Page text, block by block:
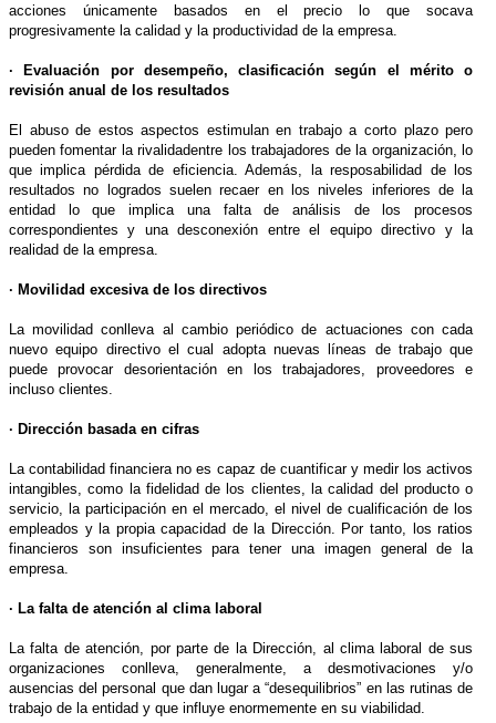
acciones únicamente basados en el precio lo que socava
progresivamente la calidad y la productividad de la empresa.
· Evaluación por desempeño, clasificación según el mérito o
revisión anual de los resultados
El abuso de estos aspectos estimulan en trabajo a corto plazo pero
pueden fomentar la rivalidadentre los trabajadores de la organización, lo
que implica pérdida de eficiencia. Además, la resposabilidad de los
resultados no logrados suelen recaer en los niveles inferiores de la
entidad lo que implica una falta de análisis de los procesos
correspondientes y una desconexión entre el equipo directivo y la
realidad de la empresa.
· Movilidad excesiva de los directivos
La movilidad conlleva al cambio periódico de actuaciones con cada
nuevo equipo directivo el cual adopta nuevas líneas de trabajo que
puede provocar desorientación en los trabajadores, proveedores e
incluso clientes.
· Dirección basada en cifras
La contabilidad financiera no es capaz de cuantificar y medir los activos
intangibles, como la fidelidad de los clientes, la calidad del producto o
servicio, la participación en el mercado, el nivel de cualificación de los
empleados y la propia capacidad de la Dirección. Por tanto, los ratios
financieros son insuficientes para tener una imagen general de la
empresa.
· La falta de atención al clima laboral
La falta de atención, por parte de la Dirección, al clima laboral de sus
organizaciones conlleva, generalmente, a desmotivaciones y/o
ausencias del personal que dan lugar a “desequilibrios” en las rutinas de
trabajo de la entidad y que influye enormemente en su viabilidad.